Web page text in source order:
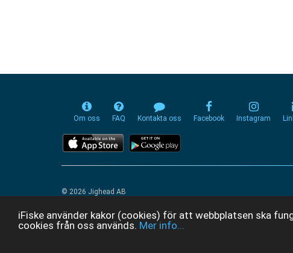
iFiske använder kakor (cookies) för att webbplatsen ska
cookies från oss används. Mer info...
Om oss FAQ Kontakta oss Facebook Instagram
© 2026 Jighead AB